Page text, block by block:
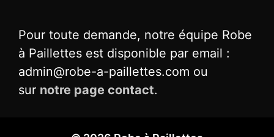
Pour toute demande, notre équipe Robe
à Paillettes est disponible par email :
admin@robe-a-paillettes.com ou
sur notre page contact.